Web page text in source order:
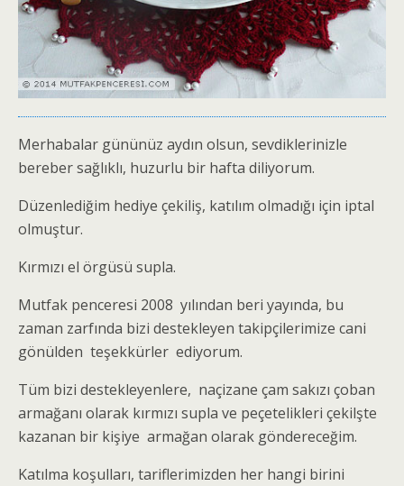
Merhabalar gününüz aydın olsun, sevdiklerinizle
bereber sağlıklı, huzurlu bir hafta diliyorum.
Düzenlediğim hediye çekiliş, katılım olmadığı için iptal
olmuştur.
Kırmızı el örgüsü supla.
Mutfak penceresi 2008 yılından beri yayında, bu
zaman zarfında bizi destekleyen takipçilerimize cani
gönülden teşekkürler ediyorum.
Tüm bizi destekleyenlere, naçizane çam sakızı çoban
armağanı olarak kırmızı supla ve peçetelikleri çekilşte
kazanan bir kişiye armağan olarak göndereceğim.
Katılma koşulları, tariflerimizden her hangi birini